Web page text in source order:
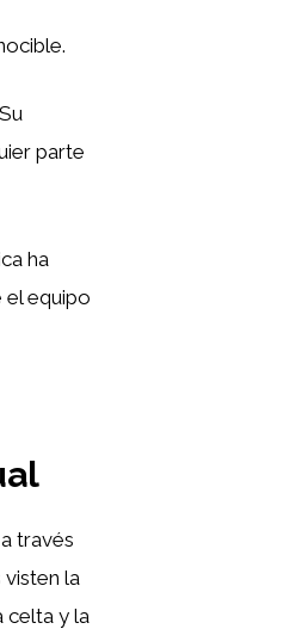
parte
ha
el equipo
través
la
celta y la